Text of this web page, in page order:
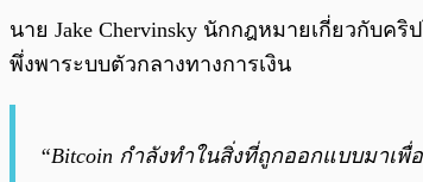
นาย Jake Chervinsky นักกฎหมายเกี่ยวกับคริ
พึ่งพาระบบตัวกลางทางการเงิน
“Bitcoin กำลังทำในสิ่งที่ถูกออกแบบมาเพื่